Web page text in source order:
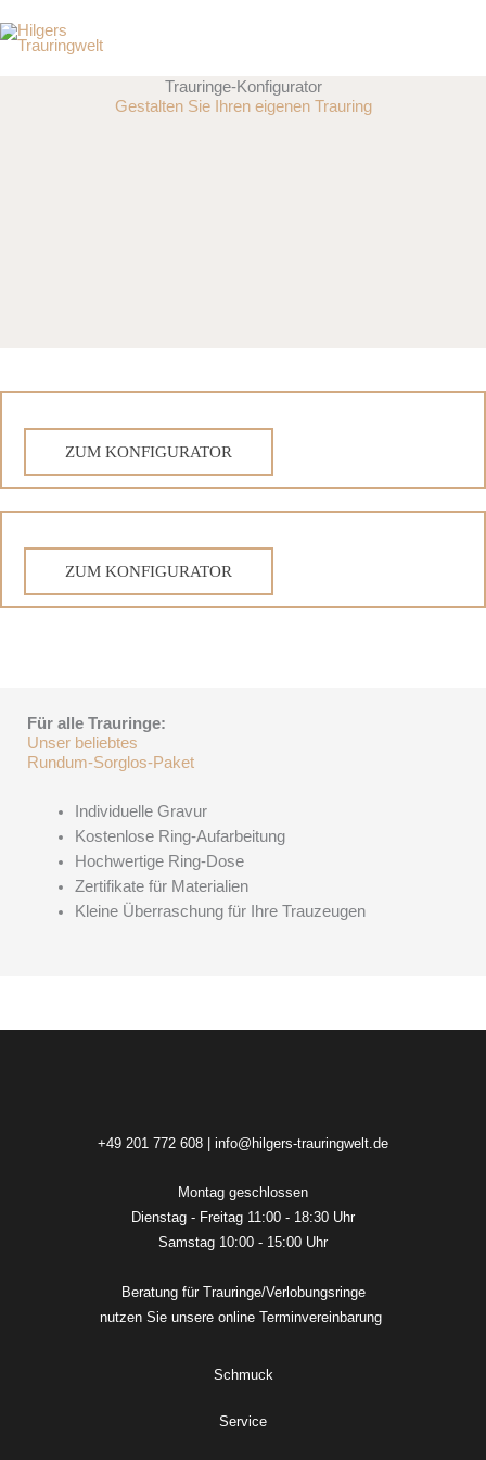
Inhalt
Trauringe-Konfigurator
Gestalten Sie Ihren eigenen Trauring
ZUM KONFIGURATOR
ZUM KONFIGURATOR
Für alle Trauringe:
Unser beliebtes
Rundum-Sorglos-Paket
Individuelle Gravur
Kostenlose Ring-Aufarbeitung
Hochwertige Ring-Dose
Zertifikate für Materialien
Kleine Überraschung für Ihre Trauzeugen
+49 201 772 608 info@hilgers-trauringwelt.de
Montag geschlossen
Dienstag - Freitag 11:00 - 18:30 Uhr
Samstag 10:00 - 15:00 Uhr
Beratung für Trauringe/Verlobungsringe
nutzen Sie unsere online Terminvereinbarung
Schmuck
Service